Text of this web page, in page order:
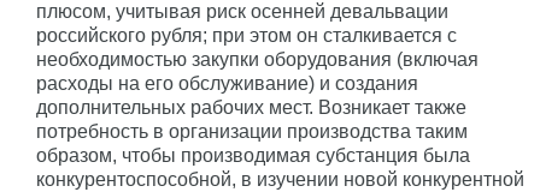
плюсом, учитывая риск осенней девальвации
российского рубля; при этом он сталкивается с
необходимостью закупки оборудования (включая
расходы на его обслуживание) и создания
дополнительных рабочих мест. Возникает также
потребность в организации производства таким
образом, чтобы производимая субстанция была
конкурентоспособной, в изучении новой конкурентной